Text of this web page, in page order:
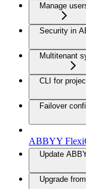
Manage
Security in
Multitenant
CLI for
Failover
ABBYY
Update
Upgrade